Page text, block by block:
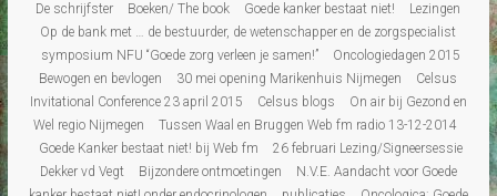
De schrijfster
Boeken/ The book Goede kanker bestaat niet!
Lezingen
Op de bank met … de bestuurder, de wetenschapper en de zorgspecialist
symposium NFU “Goede zorg verleen je samen!”
Oncologiedagen 2015
Bewogen en bevlogen
30 mei opening Marikenhuis Nijmegen
Celsus
Invitational Conference 23 april 2015
Celsus blogs
On air bij Gezond en
Wel regio Nijmegen
Tussen Waal en Bruggen Web fm radio 13-12-2014
Goede Kanker bestaat niet! bij Web fm
26 februari Lezing/Signeersessie
Dekker vd Vegt
Bijzondere ontmoetingen
N.V.E. Aandacht voor Goede